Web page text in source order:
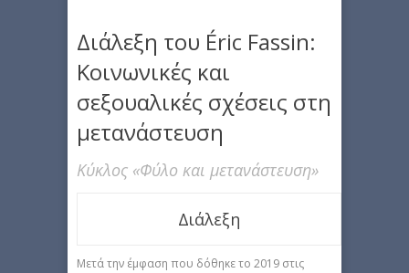
Διάλεξη του Éric Fassin:
Κοινωνικές και
σεξουαλικές σχέσεις στη
μετανάστευση
Κύκλος «Φύλο και μετανάστευση»
Διάλεξη
Μετά την έμφαση που δόθηκε το 2019 στις